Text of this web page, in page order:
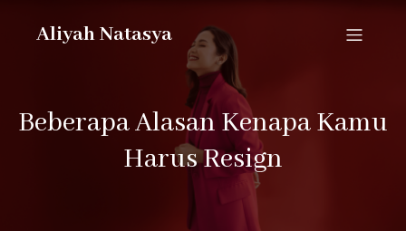
Aliyah Natasya
Beberapa Alasan Kenapa Kamu
Harus Resign